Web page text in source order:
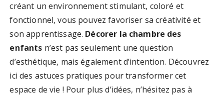
créant un environnement stimulant, coloré et
fonctionnel, vous pouvez favoriser sa créativité et
son apprentissage. Décorer la chambre des
enfants n’est pas seulement une question
d’esthétique, mais également d’intention. Découvrez
ici des astuces pratiques pour transformer cet
espace de vie ! Pour plus d’idées, n’hésitez pas à